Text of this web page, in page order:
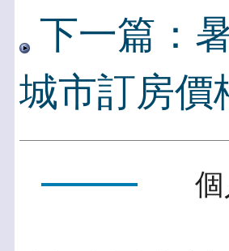
下一篇：
城市訂房價